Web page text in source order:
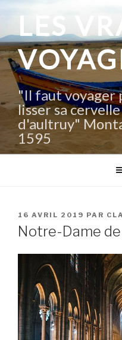
contenu
principal
LES
"Il faut
lisser sa
d'aultruy"
1595
PUBLIÉ
LE
16 AVRIL 2019 PAR
Notre-Dame